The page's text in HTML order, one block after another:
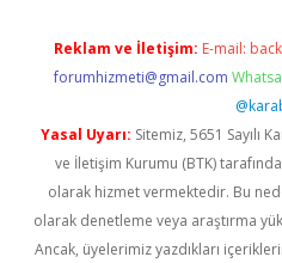
Reklam ve İletişim: E-mail:
forumhizmeti@gmail.com
Yasal Uyarı: Sitemiz, 5651 Sayılı
ve İletişim Kurumu (BTK)
olarak hizmet vermektedir. Bu
olarak denetleme veya araştırma
Ancak, üyelerimiz yazdıkları